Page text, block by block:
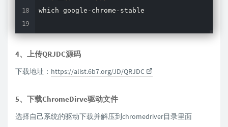
which google-chrome-stable
# 5、创建软连接（xxx替换为上一步查找出来的路径）
ln -s xxx /bin/chrome
# 6、查看Chrome版本
4、上传QRJDC源码
下载地址： https://alist.6b7.org/JD/QRJDC
5、下载ChromeDirve驱动文件
选择自己系统的驱动下载并解压到chromedriver目录里面